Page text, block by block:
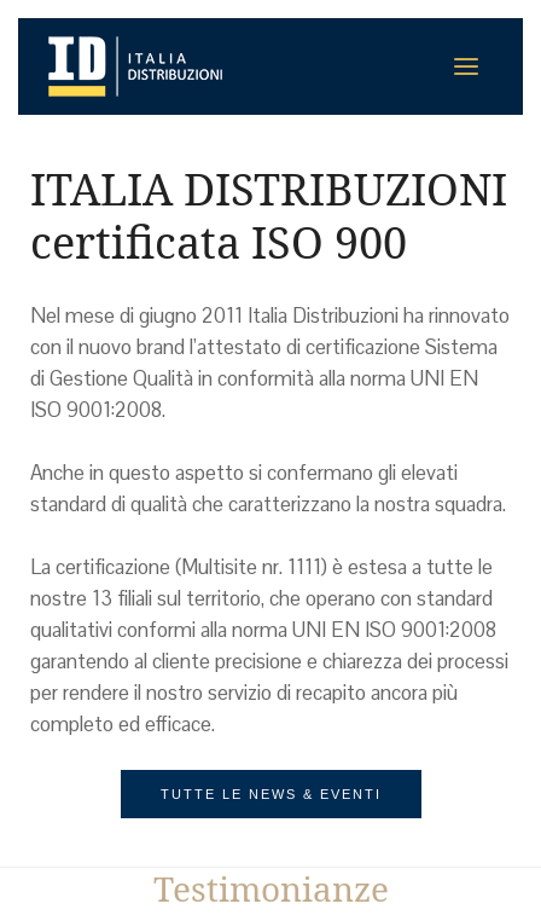
ITALIA DISTRIBUZIONI
certificata ISO 900
Nel mese di giugno 2011 Italia Distribuzioni ha rinnovato
con il nuovo brand l’attestato di certificazione Sistema
di Gestione Qualità in conformità alla norma UNI EN
ISO 9001:2008.
Anche in questo aspetto si confermano gli elevati
standard di qualità che caratterizzano la nostra squadra.
La certificazione (Multisite nr. 1111) è estesa a tutte le
nostre 13 filiali sul territorio, che operano con standard
qualitativi conformi alla norma UNI EN ISO 9001:2008
garantendo al cliente precisione e chiarezza dei processi
per rendere il nostro servizio di recapito ancora più
completo ed efficace.
TUTTE LE NEWS & EVENTI
Testimonianze